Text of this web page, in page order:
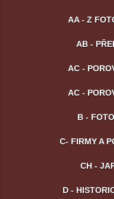
AA - Z
AB -
AC -
AC -
B -
C- FIRMY A
CH -
D -